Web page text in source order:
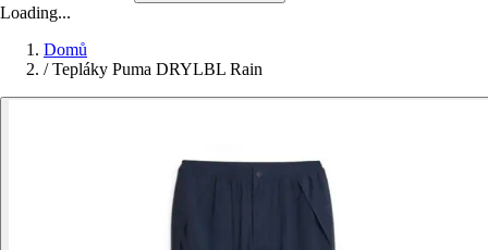
Loading...
Domů
/ Tepláky Puma DRYLBL Rain